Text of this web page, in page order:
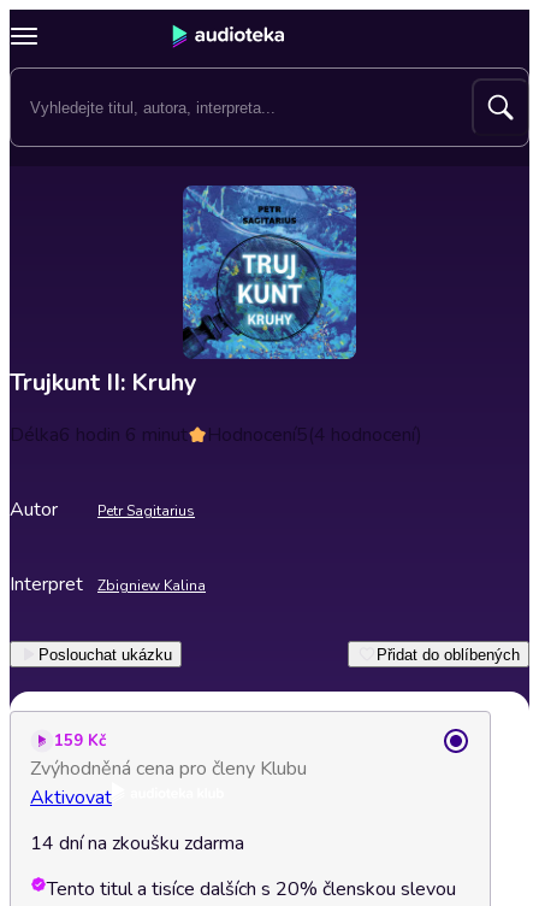
Trujkunt II: Kruhy
Délka6 hodin 6 minut Hodnocení5(4 hodnocení)
Autor Petr Sagitarius
Interpret Zbigniew Kalina
Poslouchat ukázku Přidat do oblíbených
159 Kč
Zvýhodněná cena pro členy Klubu
Aktivovat
14 dní na zkoušku zdarma
Tento titul a tisíce dalších s 20% členskou slevou